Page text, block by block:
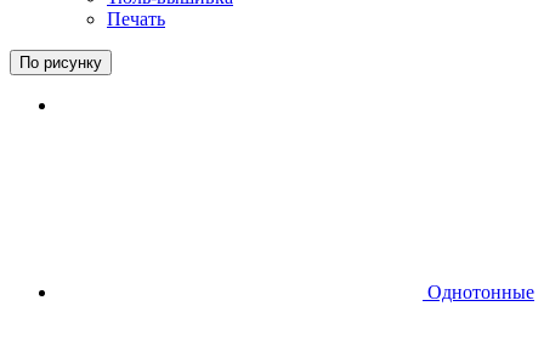
Печать
По рисунку
Однотонные